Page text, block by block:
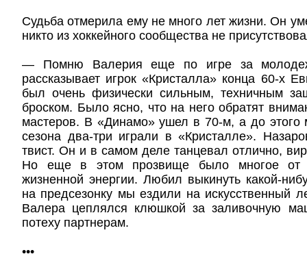
Судьба отмерила ему не много лет жизни. Он
никто из хоккейного сообщества не
— Помню Валерия еще по игре за
рассказывает игрок «Кристалла» конца 60-х
был очень физически сильным, техничным
броском. Было ясно, что на него обратят
мастеров. В «Динамо» ушел в 70-м, а до этого
сезона два-три играли в «Кристалле».
твист. Он и в самом деле танцевал отлично,
Но еще в этом прозвище было многое от
жизненной энергии. Любил выкинуть какой-
на предсезонку мы ездили на искусственный
Валера цеплялся клюшкой за заливочную
потеху партнерам.
•••